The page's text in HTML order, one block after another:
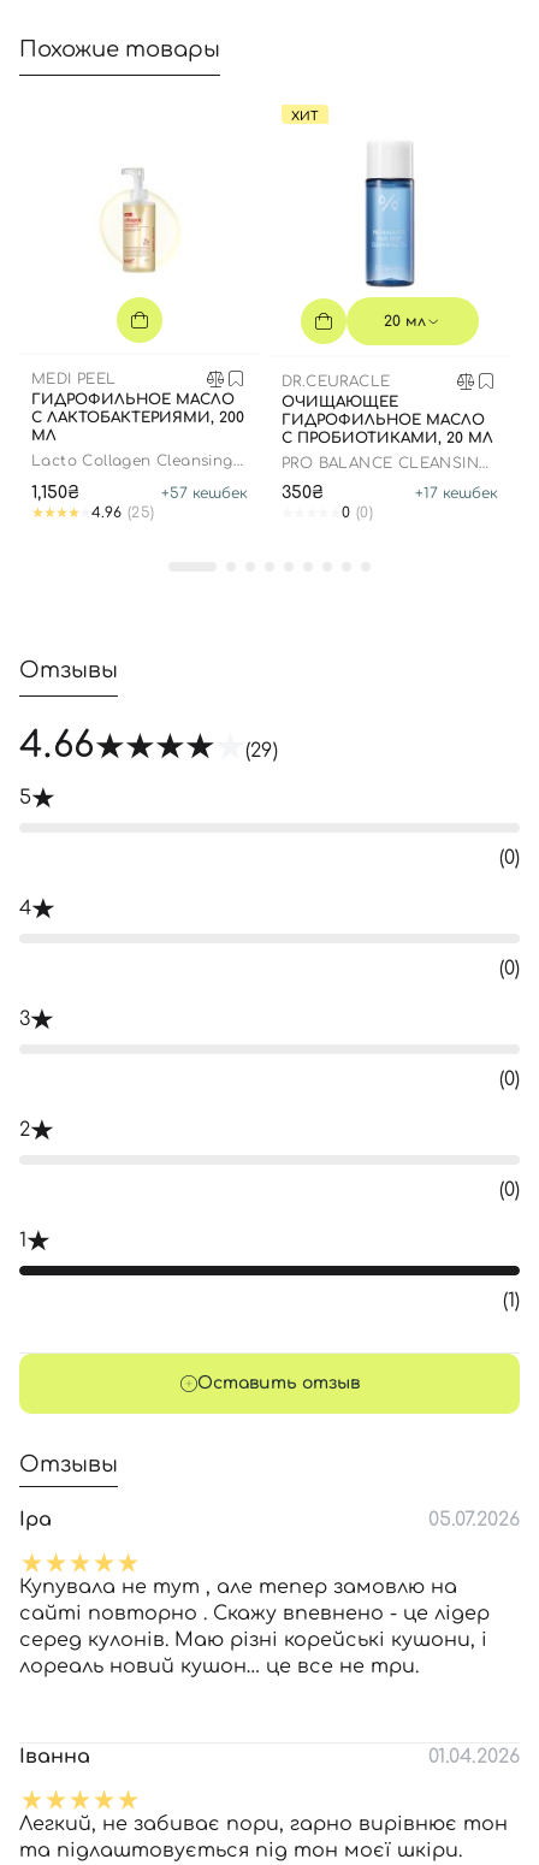
Похожие товары
MEDI PEEL
ГИДРОФИЛЬНОЕ МАСЛО
С ЛАКТОБАКТЕРИЯМИ, 200
МЛ
Lacto Collagen Cleansing
1,150₴ +57 кешбек
4.96 (25)
ХИТ
20 мл
DR.CEURACLE
ОЧИЩАЮЩЕЕ
ГИДРОФИЛЬНОЕ МАСЛО
С ПРОБИОТИКАМИ, 20 МЛ
PRO BALANCE CLEANSING
350₴ +17 кешбек
0 (0)
Отзывы
4.66 (29)
5
(0)
4
(0)
3
(0)
2
(0)
1
(1)
Оставить отзыв
Отзывы
Іра 05.07.2026
Купувала не тут , але тепер замовлю на
сайті повторно . Скажу впевнено - це лідер
серед кулонів. Маю різні корейські кушони, і
лореаль новий кушон… це все не три.
Іванна 01.04.2026
Легкий, не забиває пори, гарно вирівнює тон
та підлаштовується під тон моєї шкіри.
Вход Регистрация
Отправляя форму для авторизации/регистрации, вы
принимаете условия Пользовательские соглашения
Далее